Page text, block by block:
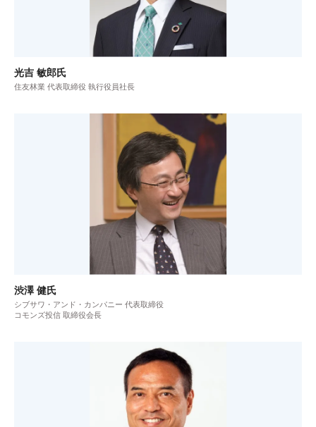
光吉 敏郎氏
住友林業 代表取締役 執行役員社長
渋澤 健氏
シブサワ・アンド・カンパニー 代表取締役
コモンズ投信 取締役会長